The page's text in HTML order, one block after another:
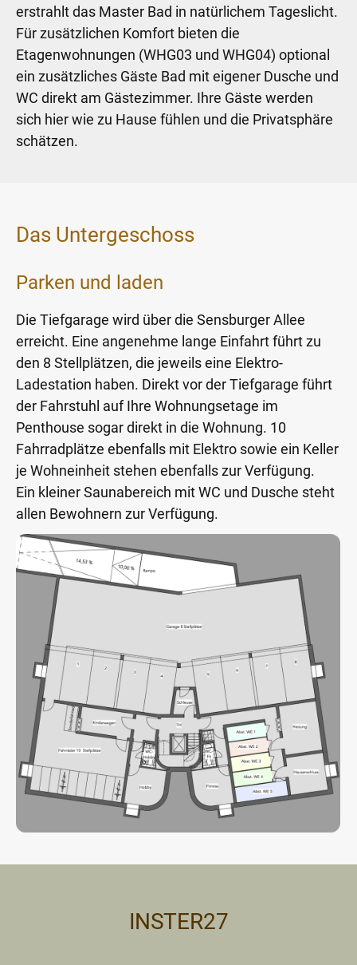
erstrahlt das Master Bad in natürlichem Tageslicht.
Für zusätzlichen Komfort bieten die
Etagenwohnungen (WHG03 und WHG04) optional
ein zusätzliches Gäste Bad mit eigener Dusche und
WC direkt am Gästezimmer. Ihre Gäste werden
sich hier wie zu Hause fühlen und die Privatsphäre
schätzen.
Das Untergeschoss
Parken und laden
Die Tiefgarage wird über die Sensburger Allee
erreicht. Eine angenehme lange Einfahrt führt zu
den 8 Stellplätzen, die jeweils eine Elektro-
Ladestation haben. Direkt vor der Tiefgarage führt
der Fahrstuhl auf Ihre Wohnungsetage im
Penthouse sogar direkt in die Wohnung. 10
Fahrradplätze ebenfalls mit Elektro sowie ein Keller
je Wohneinheit stehen ebenfalls zur Verfügung.
Ein kleiner Saunabereich mit WC und Dusche steht
allen Bewohnern zur Verfügung.
INSTER27